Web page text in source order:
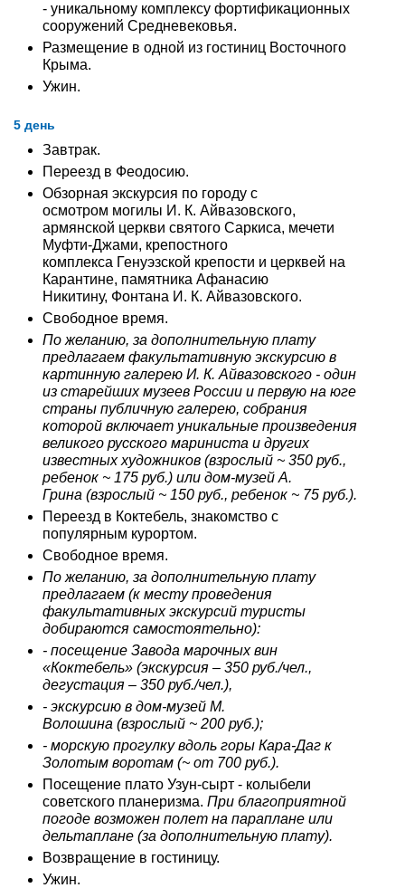
- уникальному комплексу фортификационных
сооружений Средневековья.
Размещение в одной из гостиниц Восточного
Крыма.
Ужин.
5 день
Завтрак.
Переезд в Феодосию.
Обзорная экскурсия по городу с
осмотром могилы И. К. Айвазовского,
армянской церкви святого Саркиса, мечети
Муфти-Джами, крепостного
комплекса Генуэзской крепости и церквей на
Карантине, памятника Афанасию
Никитину, Фонтана И. К. Айвазовского.
Свободное время.
По желанию, за дополнительную плату
предлагаем факультативную экскурсию в
картинную галерею И. К. Айвазовского - один
из старейших музеев России и первую на юге
страны публичную галерею, собрания
которой включает уникальные произведения
великого русского мариниста и других
известных художников (взрослый ~ 350 руб.,
ребенок ~ 175 руб.) или дом-музей А.
Грина (взрослый ~ 150 руб., ребенок ~ 75 руб.).
Переезд в Коктебель, знакомство с
популярным курортом.
Свободное время.
По желанию, за дополнительную плату
предлагаем (к месту проведения
факультативных экскурсий туристы
добираются самостоятельно):
- посещение Завода марочных вин
«Коктебель» (экскурсия – 350 руб./чел.,
дегустация – 350 руб./чел.),
- экскурсию в дом-музей М.
Волошина (взрослый ~ 200 руб.);
- морскую прогулку вдоль горы Кара-Даг к
Золотым воротам (~ от 700 руб.).
Посещение плато Узун-сырт - колыбели
советского планеризма. При благоприятной
погоде возможен полет на параплане или
дельтаплане (за дополнительную плату).
Возвращение в гостиницу.
Ужин.